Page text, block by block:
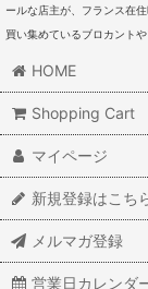
ールな店主が、フランス在
買い集めているブロカント
HOME
Shopping Cart
マイページ
新規登録はこち
メルマガ登録
営業日カレンダ